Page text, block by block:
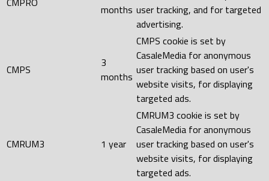
months user tracking, and for targeted
advertising.
CMPS
3
months
CMPS cookie is set by
CasaleMedia for anonymous
user tracking based on user's
website visits, for displaying
targeted ads.
CMRUM3 1 year
CMRUM3 cookie is set by
CasaleMedia for anonymous
user tracking based on user's
website visits, for displaying
targeted ads.